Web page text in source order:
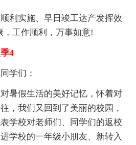
实施、早日竣工达产发挥效
工作顺利，万事如意!
4
学们：
假生活的美好记忆，怀着对
，我们又回到了美丽的校园，
学校对老师们、同学们的返校
学校的一年级小朋友、新转入